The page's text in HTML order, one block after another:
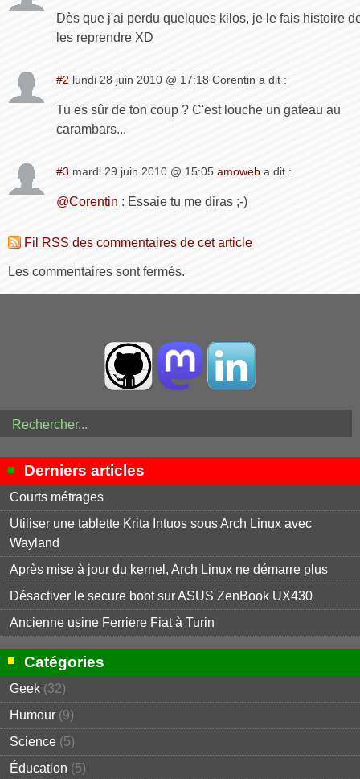
Dès que j'ai perdu quelques kilos, je le fais histoire
les reprendre XD
#2 lundi 28 juin 2010 @ 17:18 Corentin a dit :
Tu es sûr de ton coup ? C'est louche un gateau au
carambars...
#3 mardi 29 juin 2010 @ 15:05 amoweb a dit :
@Corentin : Essaie tu me diras ;-)
Fil RSS des commentaires de cet article
Les commentaires sont fermés.
Derniers articles
Courts métrages
Utiliser une tablette Krita Intuos sous Arch Linux avec
Wayland
Après mise à jour du kernel, Arch Linux ne démarre plus
Désactiver le secure boot sur ASUS ZenBook UX430
Ancienne usine Ferriere Fiat à Turin
Catégories
Geek (32)
Humour (9)
Science (5)
Éducation (5)